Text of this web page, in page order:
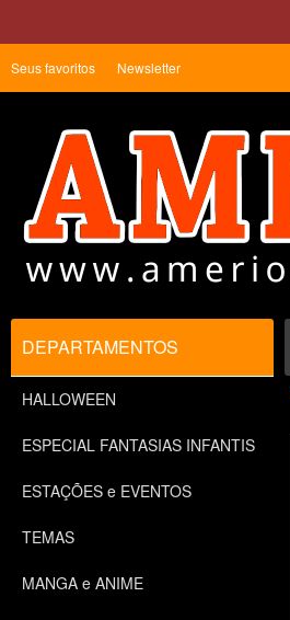
Seus favoritos Newsletter
DEPARTAMENTOS
HALLOWEEN
ESPECIAL FANTASIAS INFANTIS
ESTAÇÕES e EVENTOS
TEMAS
MANGA e ANIME